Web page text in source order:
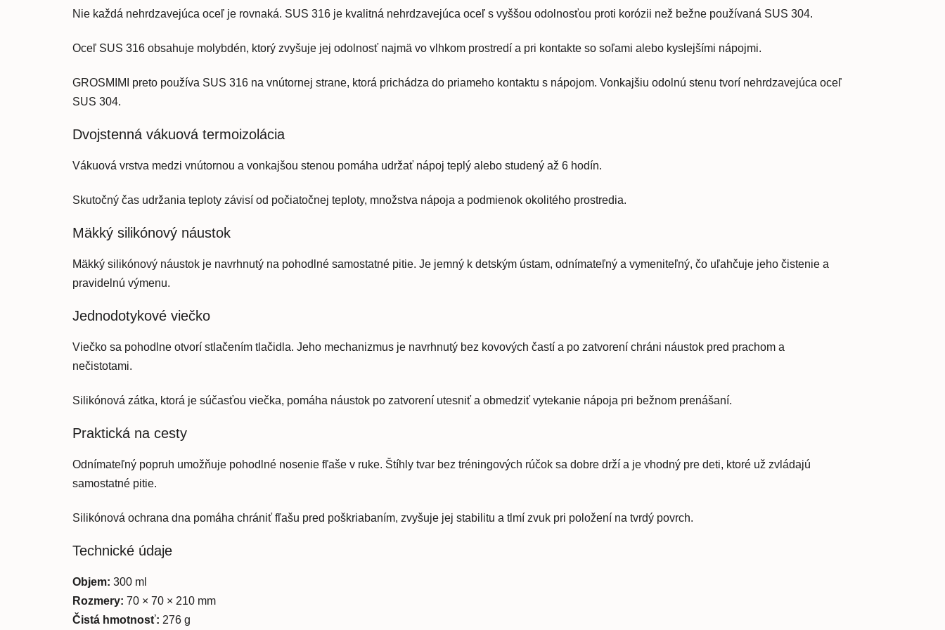
Nie každá nehrdzavejúca oceľ je rovnaká. SUS 316 je kvalitná nehrdzavejúca oceľ s vyššou odolnosťou proti korózii než bežne používaná SUS 304.
Oceľ SUS 316 obsahuje molybdén, ktorý zvyšuje jej odolnosť najmä vo vlhkom prostredí a pri kontakte so soľami alebo kyslejšími nápojmi.
GROSMIMI preto používa SUS 316 na vnútornej strane, ktorá prichádza do priameho kontaktu s nápojom. Vonkajšiu odolnú stenu tvorí nehrdzavejúca oceľ
SUS 304.
Dvojstenná vákuová termoizolácia
Vákuová vrstva medzi vnútornou a vonkajšou stenou pomáha udržať nápoj teplý alebo studený až 6 hodín.
Skutočný čas udržania teploty závisí od počiatočnej teploty, množstva nápoja a podmienok okolitého prostredia.
Mäkký silikónový náustok
Mäkký silikónový náustok je navrhnutý na pohodlné samostatné pitie. Je jemný k detským ústam, odnímateľný a vymeniteľný, čo uľahčuje jeho čistenie a
pravidelnú výmenu.
Jednodotykové viečko
Viečko sa pohodlne otvorí stlačením tlačidla. Jeho mechanizmus je navrhnutý bez kovových častí a po zatvorení chráni náustok pred prachom a
nečistotami.
Silikónová zátka, ktorá je súčasťou viečka, pomáha náustok po zatvorení utesniť a obmedziť vytekanie nápoja pri bežnom prenášaní.
Praktická na cesty
Odnímateľný popruh umožňuje pohodlné nosenie fľaše v ruke. Štíhly tvar bez tréningových rúčok sa dobre drží a je vhodný pre deti, ktoré už zvládajú
samostatné pitie.
Silikónová ochrana dna pomáha chrániť fľašu pred poškriabaním, zvyšuje jej stabilitu a tlmí zvuk pri položení na tvrdý povrch.
Technické údaje
Objem: 300 ml
Rozmery: 70 × 70 × 210 mm
Čistá hmotnosť: 276 g